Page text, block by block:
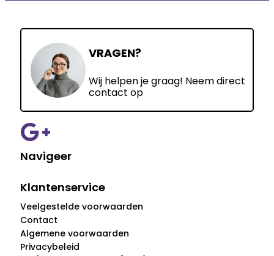
VRAGEN?
Wij helpen je graag! Neem direct
contact op
Navigeer
Klantenservice
Veelgestelde voorwaarden
Contact
Algemene voorwaarden
Privacybeleid